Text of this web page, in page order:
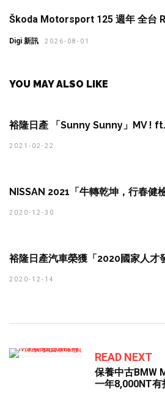
Škoda Motorsport 125 週年 全台
Digi 新訊 2026-08-01
YOU MAY ALSO LIKE
裕隆日產 「Sunny Sunny」MV !
2021-02-22
NISSAN 2021「牛轉乾坤，行春健
2020-12-30
裕隆日產汽車榮獲「2020國家人才
2020-12-14
READ NEXT
保養中古BMW
一年8,000NT有